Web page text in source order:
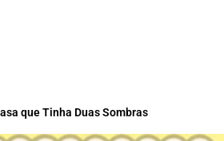
que Tinha Duas Sombras